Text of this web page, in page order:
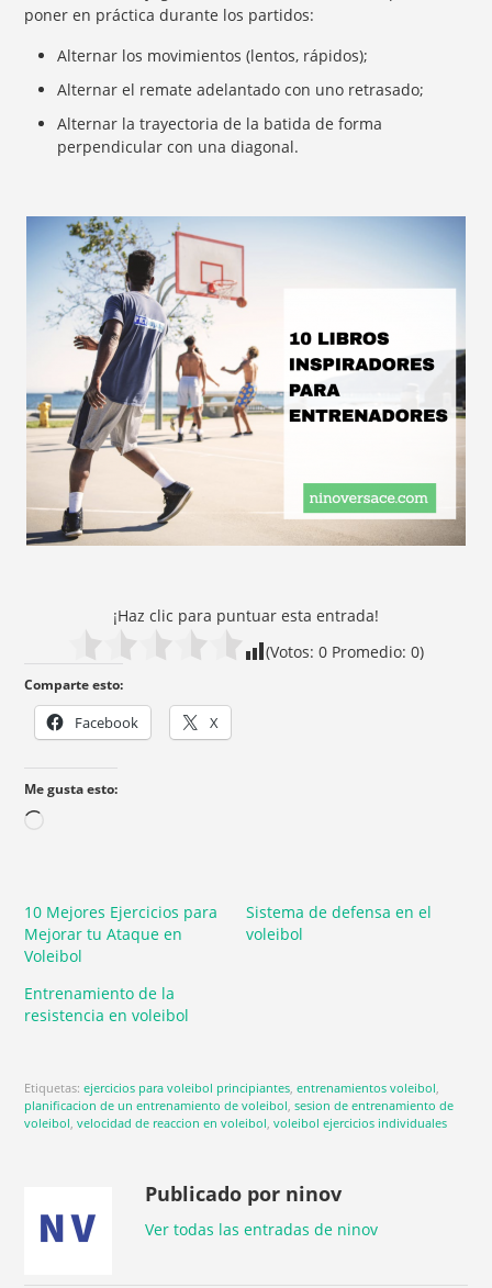
poner en práctica durante los partidos:
Alternar los movimientos (lentos, rápidos);
Alternar el remate adelantado con uno retrasado;
Alternar la trayectoria de la batida de forma
perpendicular con una diagonal.
¡Haz clic para puntuar esta entrada!
(Votos: 0 Promedio: 0)
Comparte esto:
Facebook X
Me gusta esto:
10 Mejores Ejercicios para
Mejorar tu Ataque en
Voleibol
Sistema de defensa en el
voleibol
Entrenamiento de la
resistencia en voleibol
Etiquetas:ejercicios para voleibol principiantes ,entrenamientos voleibol
planificacion de un entrenamiento de voleibol ,sesion de entrenamiento de
voleibol ,velocidad de reaccion en voleibol ,voleibol ejercicios individuales
Publicado por ninov
Ver todas las entradas de ninov